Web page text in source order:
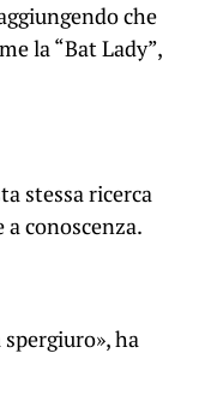
che
la “Bat Lady”,
stessa ricerca
conoscenza.
ha